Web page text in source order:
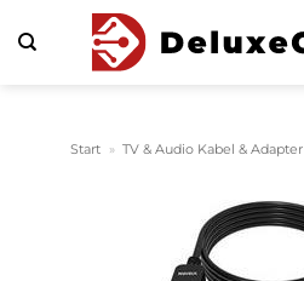
Inhalt
Start » TV & Audio Kabel & Adapter